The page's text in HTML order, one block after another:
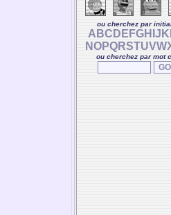
ou cherchez par
A BC D E FGH J K
NOPQRSTUVW
ou cherchez par mot